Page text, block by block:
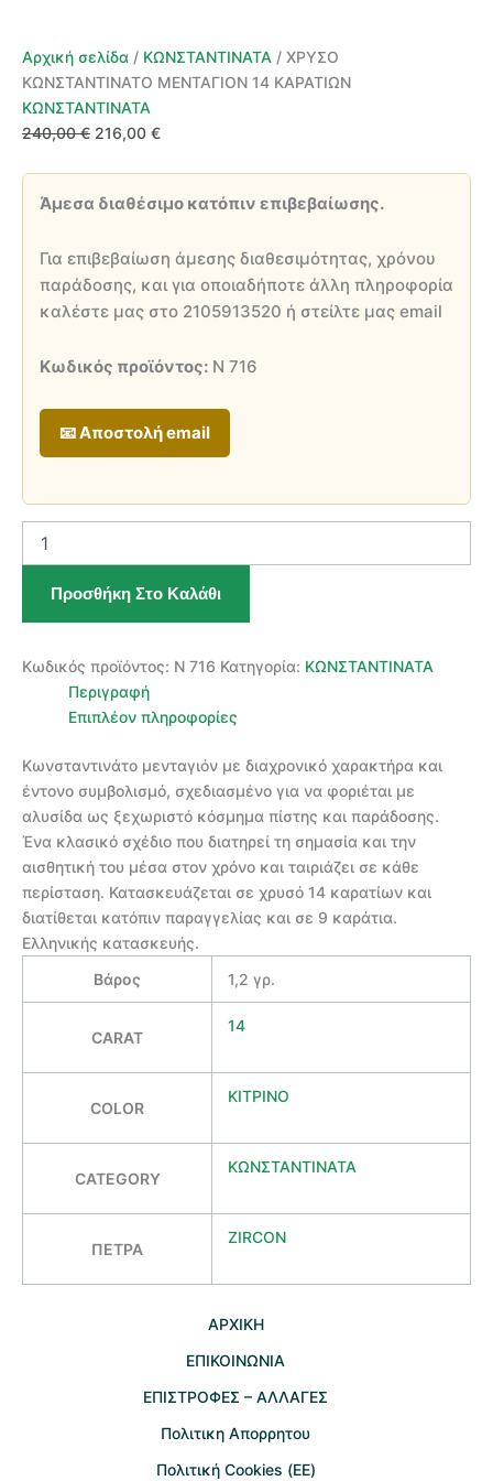
Αρχική σελίδα / ΚΩΝΣΤΑΝΤΙΝΑΤΑ / ΧΡΥΣΟ
ΚΩΝΣΤΑΝΤΙΝΑΤΟ ΜΕΝΤΑΓΙΟΝ 14 ΚΑΡΑΤΙΩΝ
ΚΩΝΣΤΑΝΤΙΝΑΤΑ
240,00€ Original
240,00 €.
216,00 €Η
είναι:
Άμεσα διαθέσιμο κατόπιν επιβεβαίωσης.
Για επιβεβαίωση άμεσης διαθεσιμότητας, χρόνου
παράδοσης, και για οποιαδήποτε άλλη πληροφορία
καλέστε μας στο 2105913520 ή στείλτε μας email
Κωδικός προϊόντος: Ν 716
📧 Αποστολή email
ΚΩΝΣΤΑΝΤΙΝΑΤΟ
ΚΑΡΑΤΙΩΝ
Προσθήκη Στο Καλάθι
Κωδικός προϊόντος: Ν 716 Κατηγορία: ΚΩΝΣΤΑΝΤΙΝΑΤΑ
Περιγραφή
Επιπλέον πληροφορίες
Κωνσταντινάτο μενταγιόν με διαχρονικό χαρακτήρα και
έντονο συμβολισμό, σχεδιασμένο για να φοριέται με
αλυσίδα ως ξεχωριστό κόσμημα πίστης και παράδοσης.
Ένα κλασικό σχέδιο που διατηρεί τη σημασία και την
αισθητική του μέσα στον χρόνο και ταιριάζει σε κάθε
περίσταση. Κατασκευάζεται σε χρυσό 14 καρατίων και
διατίθεται κατόπιν παραγγελίας και σε 9 καράτια.
Ελληνικής κατασκευής.
Βάρος
1,2 γρ.
CARAT
14
COLOR
ΚΙΤΡΙΝΟ
CATEGORY
ΚΩΝΣΤΑΝΤΙΝΑΤΑ
ΠΕΤΡΑ
ZIRCON
AΡΧΙΚΗ
ΕΠΙΚΟΙΝΩΝΙΑ
EΠΙΣΤΡΟΦΕΣ – ΑΛΛΑΓΕΣ
Πολιτικη Απορρητου
Πολιτική Cookies (ΕΕ)